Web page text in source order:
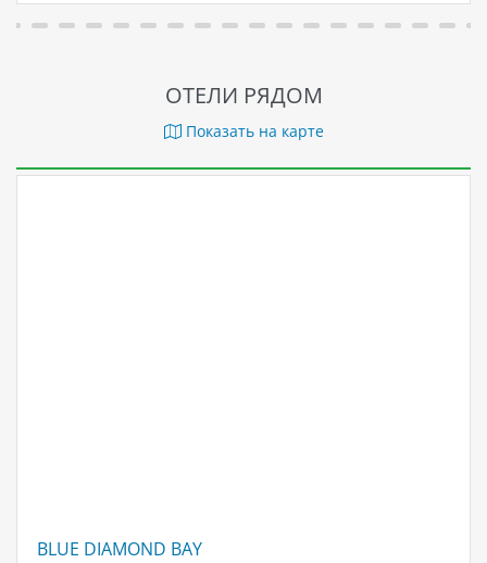
ОТЕЛИ РЯДОМ
Показать на карте
BLUE DIAMOND BAY